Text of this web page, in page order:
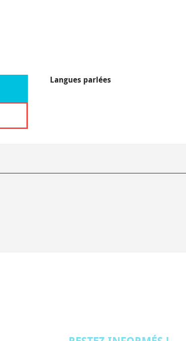
Langues parlées
Langues parlées